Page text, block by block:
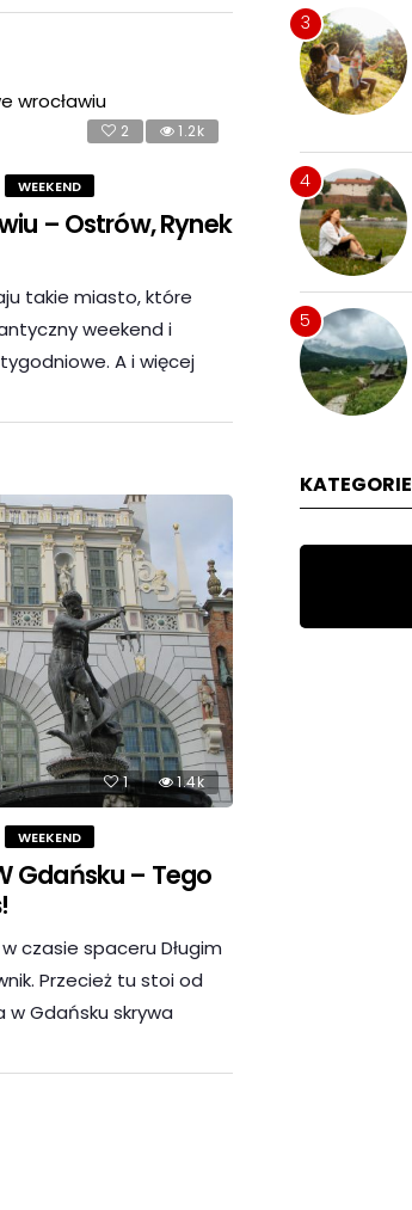
2 1.2k
WEEKEND
– Ostrów, Rynek
takie miasto, które
weekend i
A i więcej
1 1.4k
WEEKEND
Gdańsku – Tego
czasie spaceru Długim
Przecież tu stoi od
w Gdańsku skrywa
3
4
5
KATEGORIE